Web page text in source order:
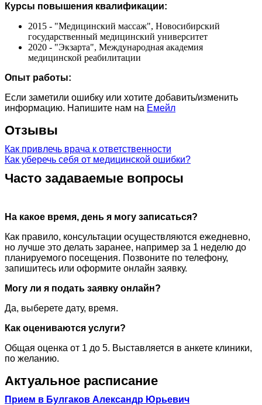
Курсы повышения квалификации:
2015 - "Медицинский массаж", Новосибирский
государственный медицинский университет
2020 - "Экзарта", Международная академия
медицинской реабилитации
Опыт работы:
Если заметили ошибку или хотите добавить/изменить
информацию. Напишите нам на Емейл
Отзывы
Как привлечь врача к ответственности
Как уберечь себя от медицинской ошибки?
Часто задаваемые вопросы
На какое время, день я могу записаться?
Как правило, консультации осуществляются ежедневно,
но лучше это делать заранее, например за 1 неделю до
планируемого посещения. Позвоните по телефону,
запишитесь или оформите онлайн заявку.
Могу ли я подать заявку онлайн?
Да, выберете дату, время.
Как оцениваются услуги?
Общая оценка от 1 до 5. Выставляется в анкете клиники,
по желанию.
Актуальное расписание
Прием в Булгаков Александр Юрьевич